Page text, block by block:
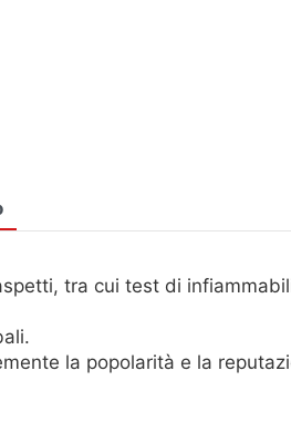
tra cui test di
la popolarità e la